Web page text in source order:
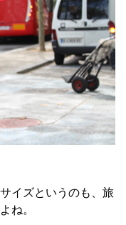
イズというのも、旅
ね。